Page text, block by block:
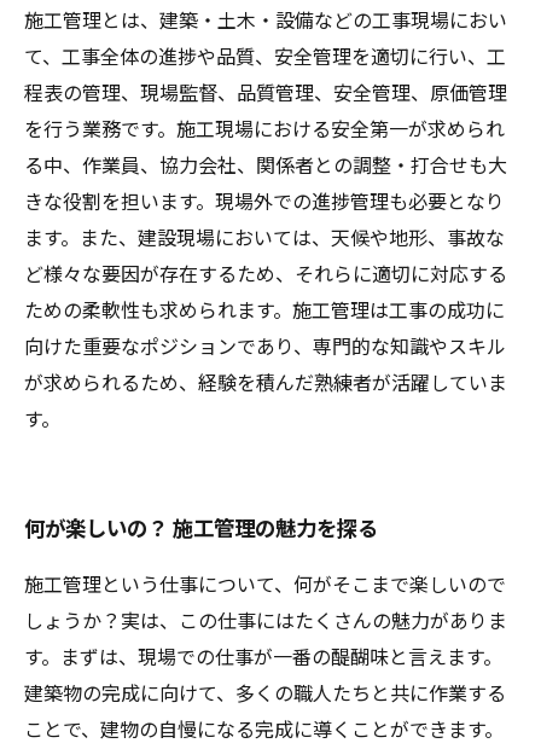
施工管理とは、建築・土木・設備などの工事現場におい
て、工事全体の進捗や品質、安全管理を適切に行い、工
程表の管理、現場監督、品質管理、安全管理、原価管理
を行う業務です。施工現場における安全第一が求められ
る中、作業員、協力会社、関係者との調整・打合せも大
きな役割を担います。現場外での進捗管理も必要となり
ます。また、建設現場においては、天候や地形、事故な
ど様々な要因が存在するため、それらに適切に対応する
ための柔軟性も求められます。施工管理は工事の成功に
向けた重要なポジションであり、専門的な知識やスキル
が求められるため、経験を積んだ熟練者が活躍していま
す。
何が楽しいの？ 施工管理の魅力を探る
施工管理という仕事について、何がそこまで楽しいので
しょうか？実は、この仕事にはたくさんの魅力がありま
す。まずは、現場での仕事が一番の醍醐味と言えます。
建築物の完成に向けて、多くの職人たちと共に作業する
ことで、建物の自慢になる完成に導くことができます。